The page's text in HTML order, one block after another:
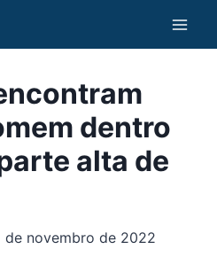
dentro
alta de
de novembro de 2022